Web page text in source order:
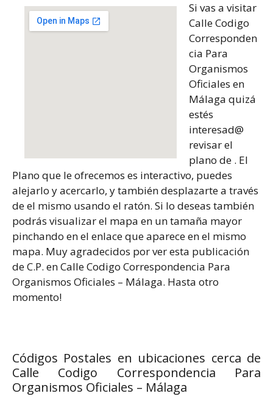
Si vas a visitar
Calle Codigo
Corresponden
cia Para
Organismos
Oficiales en
Málaga quizá
estés
interesad@
revisar el
plano de . El
Plano que le ofrecemos es interactivo, puedes
alejarlo y acercarlo, y también desplazarte a través
de el mismo usando el ratón. Si lo deseas también
podrás visualizar el mapa en un tamaña mayor
pinchando en el enlace que aparece en el mismo
mapa. Muy agradecidos por ver esta publicación
de C.P. en Calle Codigo Correspondencia Para
Organismos Oficiales – Málaga. Hasta otro
momento!
Códigos Postales en ubicaciones cerca de
Calle Codigo Correspondencia Para
Organismos Oficiales – Málaga